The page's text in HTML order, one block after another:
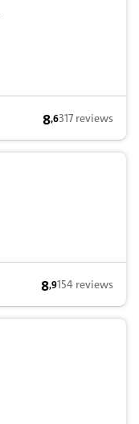
8,6 op basis van
8,6317 reviews
8,9 op basis van
8,9154 reviews